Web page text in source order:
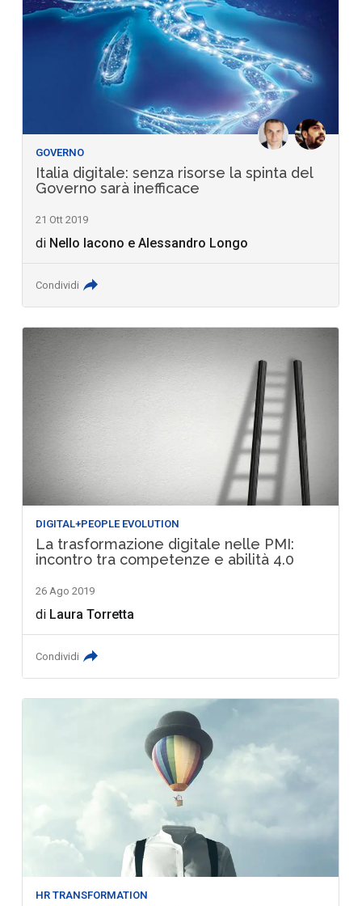
GOVERNO
Italia digitale: senza risorse la spinta del
Governo sarà inefficace
21 Ott 2019
di Nello Iacono eAlessandro Longo
Condividi
DIGITAL+PEOPLE EVOLUTION
La trasformazione digitale nelle PMI:
incontro tra competenze e abilità 4.0
26 Ago 2019
di Laura Torretta
Condividi
HR TRANSFORMATION